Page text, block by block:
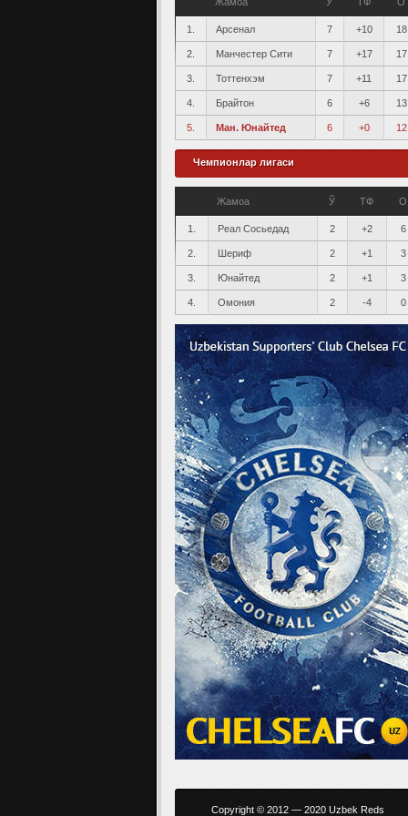
1. Арсенал 7 +10 18
2. Манчестер Сити 7 +17 17
3. Тоттенхэм 7 +11 17
4. Брайтон 6 +6 13
5. Ман. Юнайтед 6 +0 12
Чемпионлар лигаси
Жамоа Ў ТФ О
1. Реал Сосьедад 2 +2 6
2. Шериф 2 +1 3
3. Юнайтед 2 +1 3
4. Омония 2 -4 0
Copyright © 2012 — 2020 Uzbek Reds